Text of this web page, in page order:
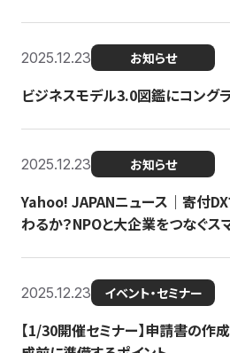
2025.12.23 お知らせ
ビジネスモデル3.0図鑑にコング
2025.12.23 お知らせ
Yahoo! JAPANニュース｜寄付
わるか？NPOと大企業をつなぐス
2025.12.23 イベント・セミナー
【1/30開催セミナー】申請書の作